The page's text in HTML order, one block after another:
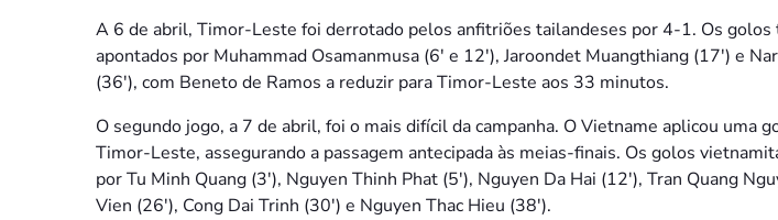
A 6 de abril, Timor-Leste foi derrotado pelos anfitriões tailandeses por 4-1. Os golos
apontados por Muhammad Osamanmusa (6′ e 12′), Jaroondet Muangthiang (17′) e
(36′), com Beneto de Ramos a reduzir para Timor-Leste aos 33 minutos.
O segundo jogo, a 7 de abril, foi o mais difícil da campanha. O Vietname aplicou uma
Timor-Leste, assegurando a passagem antecipada às meias-finais. Os golos
por Tu Minh Quang (3′), Nguyen Thinh Phat (5′), Nguyen Da Hai (12′), Tran Quang
Vien (26′), Cong Dai Trinh (30′) e Nguyen Thac Hieu (38′).